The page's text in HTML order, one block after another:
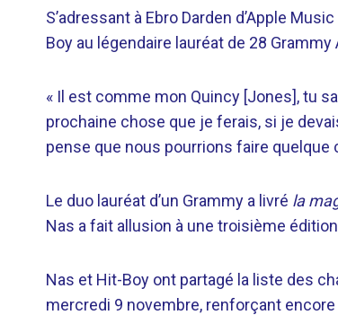
S’adressant à Ebro Darden d’Apple
Boy au légendaire lauréat de 28
« Il est comme mon Quincy [Jones], tu
prochaine chose que je ferais, si je
pense que nous pourrions faire quelque
Le duo lauréat d’un Grammy a livré la
Nas a fait allusion à une troisième
Nas et Hit-Boy ont partagé la liste des
mercredi 9 novembre, renforçant